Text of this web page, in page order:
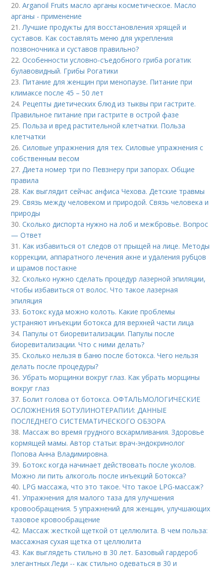
20.Arganoil Fruits масло арганы косметическое. Масло
арганы - применение
21.Лучшие продукты для восстановления хрящей и
суставов. Как составлять меню для укрепления
позвоночника и суставов правильно?
22.Особенности условно-съедобного гриба рогатик
булавовидный. Грибы Рогатики
23. Питание для женщин при менопаузе. Питание при
климаксе после 45 – 50 лет
24. Рецепты диетических блюд из тыквы при гастрите.
Правильное питание при гастрите в острой фазе
25. Польза и вред растительной клетчатки. Польза
клетчатки
26.Силовые упражнения для тех. Силовые упражнения с
собственным весом
27.Диета номер три по Певзнеру при запорах. Общие
правила
28. Как выглядит сейчас анфиса Чехова. Детские травмы
29.Связь между человеком и природой. Связь человека и
природы
30.Сколько диспорта нужно на лоб и межбровье. Вопрос
— Ответ
31. Как избавиться от следов от прыщей на лице. Методы
коррекции, аппаратного лечения акне и удаления рубцов
и шрамов постакне
32.Сколько нужно сделать процедур лазерной эпиляции,
чтобы избавиться от волос. Что такое лазерная
эпиляция
33. Ботокс куда можно колоть. Какие проблемы
устраняют инъекции ботокса для верхней части лица
34. Папулы от биоревитализации. Папулы после
биоревитализации. Что с ними делать?
35.Сколько нельзя в баню после ботокса. Чего нельзя
делать после процедуры?
36.Убрать морщинки вокруг глаз. Как убрать морщины
вокруг глаз
37. Болит голова от ботокса. ОФТАЛЬМОЛОГИЧЕСКИЕ
ОСЛОЖНЕНИЯ БОТУЛИНОТЕРАПИИ: ДАННЫЕ
ПОСЛЕДНЕГО СИСТЕМАТИЧЕСКОГО ОБЗОРА
38. Массаж во время грудного вскармливания. Здоровье
кормящей мамы. Автор статьи: врач-эндокринолог
Попова Анна Владимировна.
39. Ботокс когда начинает действовать после уколов.
Можно ли пить алкоголь после инъекций Ботокса?
40. LPG массажа, что это такое. Что такое LPG-массаж?
41.Упражнения для малого таза для улучшения
кровообращения. 5 упражнений для женщин, улучшающих
тазовое кровообращение
42. Массаж жесткой щеткой от целлюлита. В чем польза:
массажная сухая щетка от целлюлита
43. Как выглядеть стильно в 30 лет. Базовый гардероб
элегантных Леди -- как стильно одеваться в 30 и